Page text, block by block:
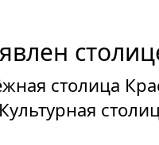
столица